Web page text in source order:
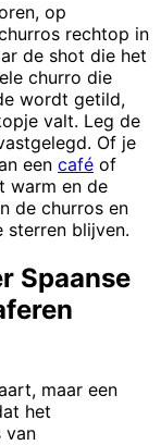
op
rechtop in
de shot die het
churro die
wordt getild,
valt. Leg de
Of je
een café of
warm en de
de churros en
sterren blijven.
Spaanse
maar een
het
van